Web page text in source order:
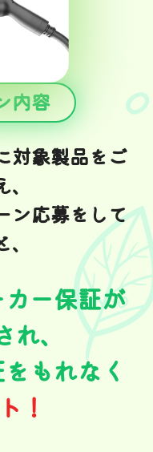
内容
対象製品をご
、
ン応募をして
、
ー保証が
れ、
もれなく
！